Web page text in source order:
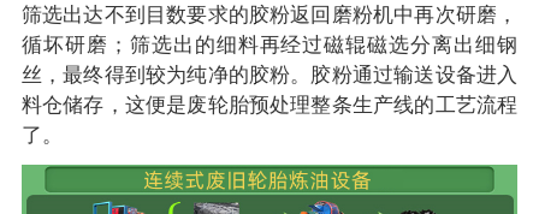
筛选出达不到目数要求的胶粉返回磨粉机中再次研磨，
循坏研磨；筛选出的细料再经过磁辊磁选分离出细钢
丝，最终得到较为纯净的胶粉。胶粉通过输送设备进入
料仓储存，这便是废轮胎预处理整条生产线的工艺流程
了。